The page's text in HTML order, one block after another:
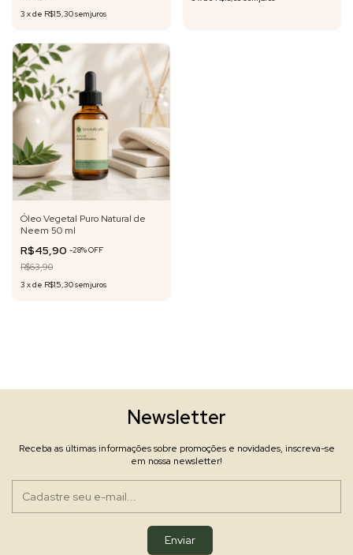
3 xde R$15,30sem juros
Óleo Vegetal Puro Natural de
Neem 50 ml
R$45,90 -28%OFF
R$63,90
3 xde R$15,30sem juros
Newsletter
Receba as últimas informações sobre promoções e novidades, inscreva-se
em nossa newsletter!